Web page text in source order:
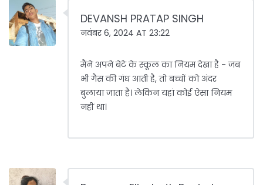
DEVANSH PRATAP SINGH
नवंबर 6, 2024 AT 23:22
मैंने अपने बेटे के स्कूल का नियम देखा है - जब
भी गैस की गंध आती है, तो बच्चों को अंदर
बुलाया जाता है। लेकिन यहां कोई ऐसा नियम
नहीं था।